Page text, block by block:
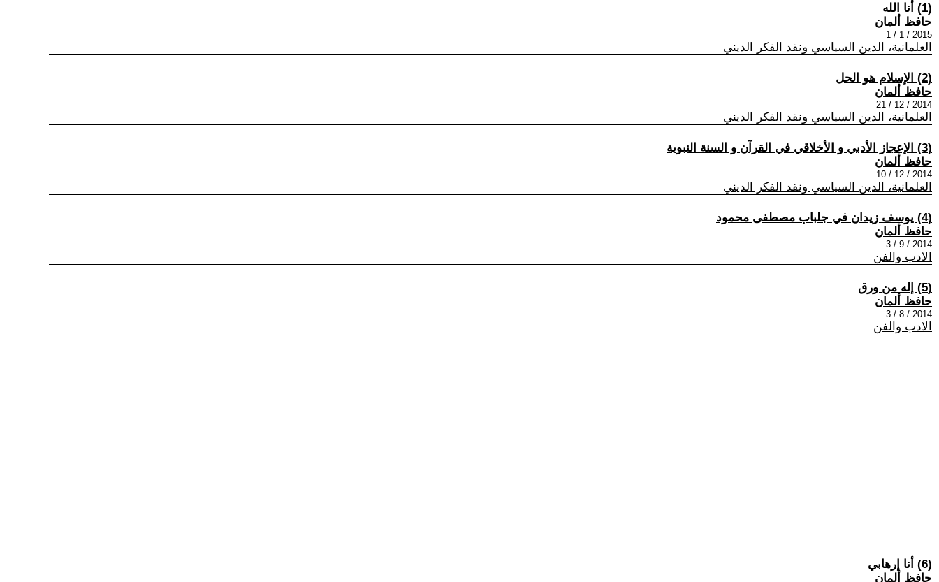
(1) أنا الله
حافظ ألمان
2015 / 1 / 1
العلمانية، الدين السياسي ونقد الفكر الديني
(2) الإسلام هو الحل
حافظ ألمان
2014 / 12 / 21
العلمانية، الدين السياسي ونقد الفكر الديني
(3) الإعجاز الأدبي و الأخلاقي في القرآن و السنة النبوية
حافظ ألمان
2014 / 12 / 10
العلمانية، الدين السياسي ونقد الفكر الديني
(4) يوسف زيدان في جلباب مصطفى محمود
حافظ ألمان
2014 / 9 / 3
الادب والفن
(5) إله من ورق
حافظ ألمان
2014 / 8 / 3
الادب والفن
(6) أنا إرهابي
حافظ ألمان